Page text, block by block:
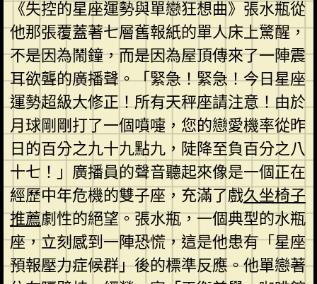
《失控的星座運勢與單戀狂想曲》張水瓶從
他那張覆蓋著七層舊報紙的單人床上驚醒，
不是因為鬧鐘，而是因為屋頂傳來了一陣震
耳欲聾的廣播聲。「緊急！緊急！今日星座
運勢超級大修正！所有天秤座請注意！由於
月球剛剛打了一個噴嚏，您的戀愛機率從昨
日的百分之九十九點九，陡降至負百分之八
十七！」廣播員的聲音聽起來像是一個正在
經歷中年危機的雙子座，充滿了戲久坐椅子
推薦劇性的絕望。張水瓶，一個典型的水瓶
座，立刻感到一陣恐慌，這是他患有「星座
預報壓力症候群」後的標準反應。他單戀著